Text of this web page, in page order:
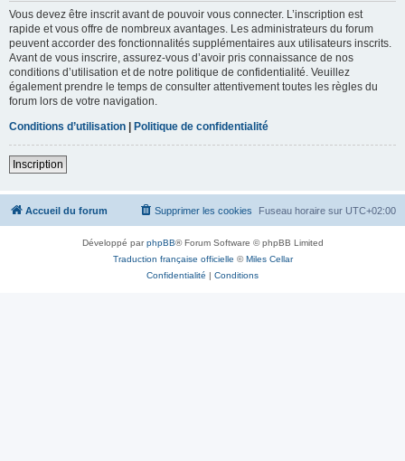
Vous devez être inscrit avant de pouvoir vous connecter. L’inscription est
rapide et vous offre de nombreux avantages. Les administrateurs du forum
peuvent accorder des fonctionnalités supplémentaires aux utilisateurs inscrits.
Avant de vous inscrire, assurez-vous d’avoir pris connaissance de nos
conditions d’utilisation et de notre politique de confidentialité. Veuillez
également prendre le temps de consulter attentivement toutes les règles du
forum lors de votre navigation.
Conditions d’utilisation | Politique de confidentialité
Inscription
Accueil du forum Fuseau horaire sur UTC+02:00
Supprimer les cookies
Développé parphpBB® Forum Software © phpBB Limited
Traduction française officielle ©Miles Cellar
Confidentialité | Conditions